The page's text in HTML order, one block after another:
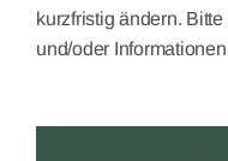
kurzfristig ändern.
und/oder